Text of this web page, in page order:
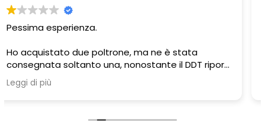
Venditore serio e professionale.. top